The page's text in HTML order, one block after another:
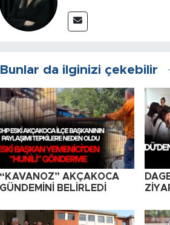
Bunlar da ilginizi çekebilir
“KAVANOZ” AKÇAKOCA
GÜNDEMİNİ BELİRLEDİ